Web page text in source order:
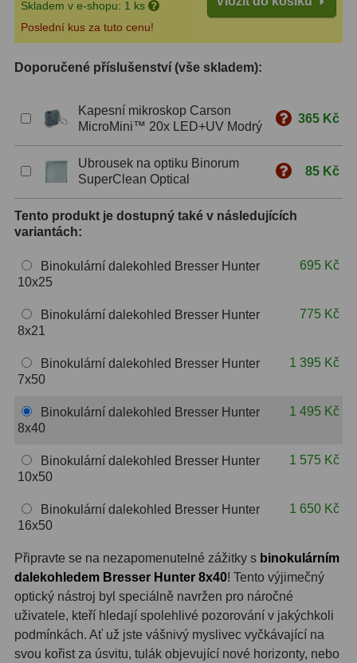
S mřížkou6
Speciální
Barlow65
182
Měsíční a Polarizační24
Sluneční44
CLS a UHC13
OIII
Hβ4
Planetární
Proti světelnému znečištění 6
Barevné
Planetární kamery20
Deep-Sky kamery 28
Guiding kamery14
Skladem v e-shopu: 1 ks
Poslední kus za tuto cenu!
Doporučené příslušenství (vše skladem):
Kapesní mikroskop Carson
MicroMini™ 20x LED+UV Modrý
365 Kč
Ubrousek na optiku Binorum
SuperClean Optical
85 Kč
Tento produkt je dostupný také v následujících
variantách:
Binokulární dalekohled Bresser Hunter
10x25
695 Kč
Binokulární dalekohled Bresser Hunter
8x21
775 Kč
Binokulární dalekohled Bresser Hunter
7x50
1 395 Kč
Binokulární dalekohled Bresser Hunter
8x40
1 495 Kč
Binokulární dalekohled Bresser Hunter
10x50
1 575 Kč
Binokulární dalekohled Bresser Hunter
16x50
1 650 Kč
Připravte se na nezapomenutelné zážitky s binokulárním
dalekohledem Bresser Hunter 8x40! Tento výjimečný
optický nástroj byl speciálně navržen pro náročné
uživatele, kteří hledají spolehlivé pozorování v jakýchkoli
podmínkách. Ať už jste vášnivý myslivec vyčkávající na
svou kořist za úsvitu, tulák objevující nové horizonty, nebo